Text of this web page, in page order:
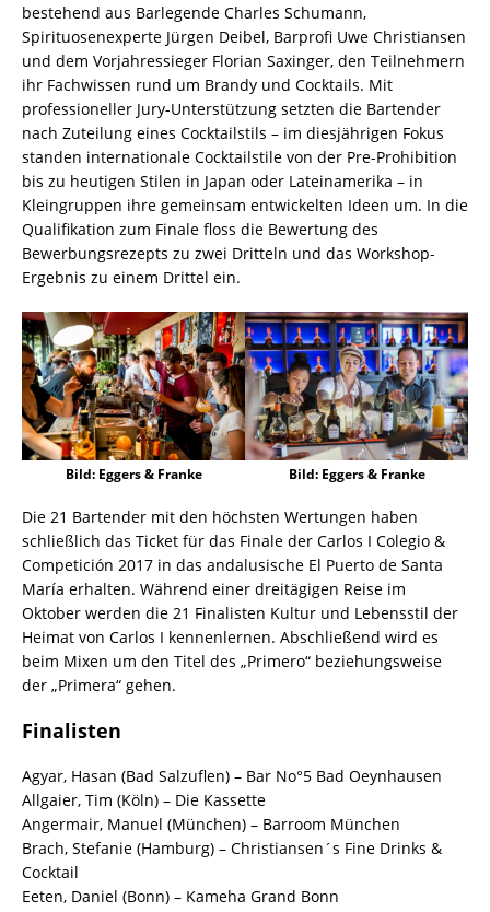
bestehend aus Barlegende Charles Schumann,
Spirituosenexperte Jürgen Deibel, Barprofi Uwe Christiansen
und dem Vorjahressieger Florian Saxinger, den Teilnehmern
ihr Fachwissen rund um Brandy und Cocktails. Mit
professioneller Jury-Unterstützung setzten die Bartender
nach Zuteilung eines Cocktailstils – im diesjährigen Fokus
standen internationale Cocktailstile von der Pre-Prohibition
bis zu heutigen Stilen in Japan oder Lateinamerika – in
Kleingruppen ihre gemeinsam entwickelten Ideen um. In die
Qualifikation zum Finale floss die Bewertung des
Bewerbungsrezepts zu zwei Dritteln und das Workshop-
Ergebnis zu einem Drittel ein.
Bild: Eggers & Franke Bild: Eggers & Franke
Die 21 Bartender mit den höchsten Wertungen haben
schließlich das Ticket für das Finale der Carlos I Colegio &
Competición 2017 in das andalusische El Puerto de Santa
María erhalten. Während einer dreitägigen Reise im
Oktober werden die 21 Finalisten Kultur und Lebensstil der
Heimat von Carlos I kennenlernen. Abschließend wird es
beim Mixen um den Titel des „Primero“ beziehungsweise
der „Primera“ gehen.
Finalisten
Agyar, Hasan (Bad Salzuflen) – Bar No°5 Bad Oeynhausen
Allgaier, Tim (Köln) – Die Kassette
Angermair, Manuel (München) – Barroom München
Brach, Stefanie (Hamburg) – Christiansen´s Fine Drinks &
Cocktail
Eeten, Daniel (Bonn) – Kameha Grand Bonn